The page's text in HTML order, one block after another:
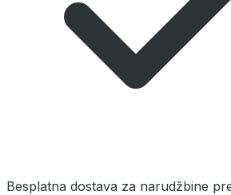
Besplatna dostava za narudžbine